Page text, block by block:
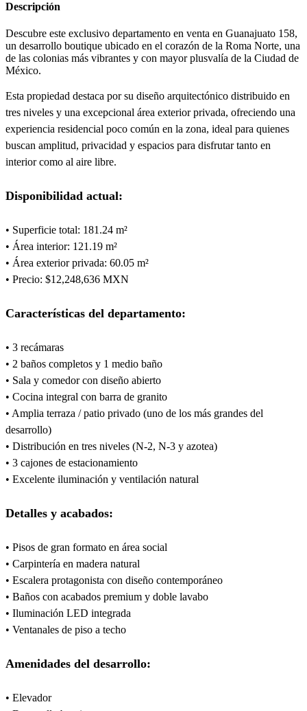
Descripción
Descubre este exclusivo departamento en venta en Guanajuato 158,
un desarrollo boutique ubicado en el corazón de la Roma Norte, una
de las colonias más vibrantes y con mayor plusvalía de la Ciudad de
México.
Esta propiedad destaca por su diseño arquitectónico distribuido en
tres niveles y una excepcional área exterior privada, ofreciendo una
experiencia residencial poco común en la zona, ideal para quienes
buscan amplitud, privacidad y espacios para disfrutar tanto en
interior como al aire libre.
Disponibilidad actual:
• Superficie total: 181.24 m²
• Área interior: 121.19 m²
• Área exterior privada: 60.05 m²
• Precio: $12,248,636 MXN
Características del departamento:
• 3 recámaras
• 2 baños completos y 1 medio baño
• Sala y comedor con diseño abierto
• Cocina integral con barra de granito
• Amplia terraza / patio privado (uno de los más grandes del
desarrollo)
• Distribución en tres niveles (N-2, N-3 y azotea)
• 3 cajones de estacionamiento
• Excelente iluminación y ventilación natural
Detalles y acabados:
• Pisos de gran formato en área social
• Carpintería en madera natural
• Escalera protagonista con diseño contemporáneo
• Baños con acabados premium y doble lavabo
• Iluminación LED integrada
• Ventanales de piso a techo
Amenidades del desarrollo:
• Elevador